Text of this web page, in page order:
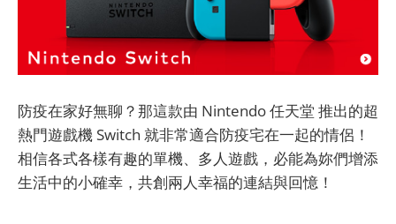
防疫在家好無聊？那這款由 Nintendo 任天堂 推出的超
熱門遊戲機 Switch 就非常適合防疫宅在一起的情侶！
相信各式各樣有趣的單機、多人遊戲，必能為妳們增添
生活中的小確幸，共創兩人幸福的連結與回憶！